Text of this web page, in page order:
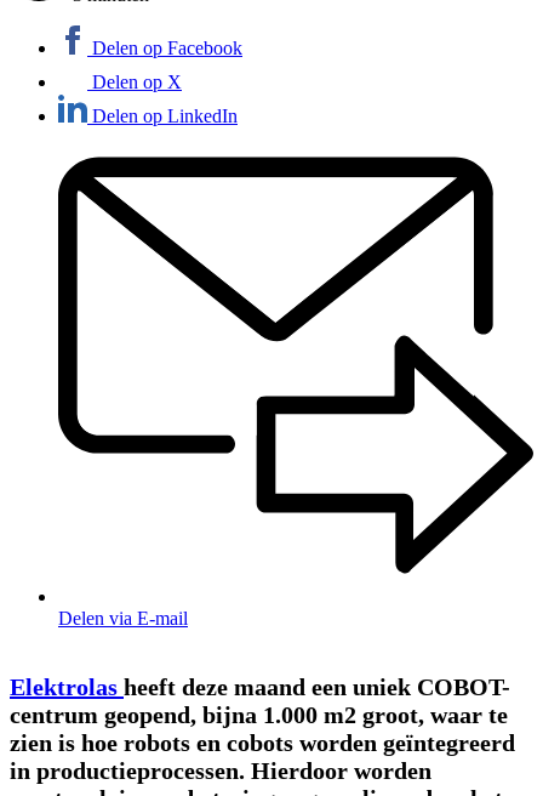
Delen op Facebook
Delen op X
Delen op LinkedIn
Delen via E-mail
Elektrolas heeft deze maand een uniek COBOT-
centrum geopend, bijna 1.000 m2 groot, waar te
zien is hoe robots en cobots worden geïntegreerd
in productieprocessen. Hierdoor worden